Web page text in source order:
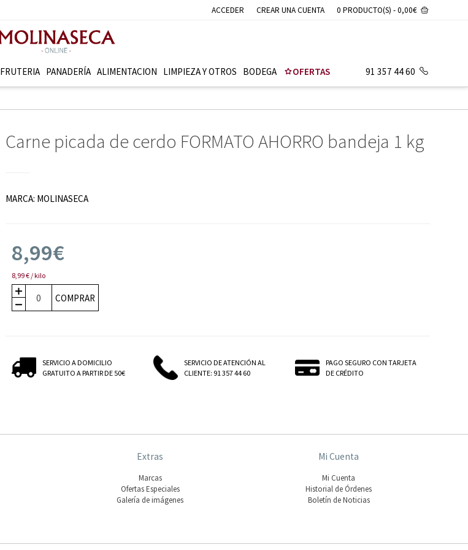
ACCEDER CREAR UNA CUENTA 0 PRODUCTO(S) - 0,00€
FRUTERI­A PANADERÍ­A ALIMENTACION LIMPIEZA Y OTROS BODEGA OFERTAS 91 357 44 60
Carne picada de cerdo FORMATO AHORRO bandeja 1 kg
MARCA: MOLINASECA
8,99€
8,99 € / kilo
COMPRAR
SERVICIO A DOMICILIO
GRATUITO A PARTIR DE 50€
SERVICIO DE ATENCIÓN AL
CLIENTE: 91 357 44 60
PAGO SEGURO CON TARJETA
DE CRÉDITO
Extras
Marcas
Ofertas Especiales
Galería de imágenes
Mi Cuenta
Mi Cuenta
Historial de Órdenes
Boletín de Noticias